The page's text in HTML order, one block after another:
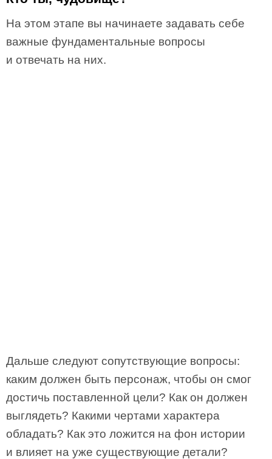
На этом этапе вы начинаете задавать себе
важные фундаментальные вопросы
и отвечать на них.
Дальше следуют сопутствующие вопросы:
каким должен быть персонаж, чтобы он смог
достичь поставленной цели? Как он должен
выглядеть? Какими чертами характера
обладать? Как это ложится на фон истории
и влияет на уже существующие детали?